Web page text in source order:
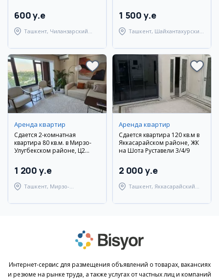
600 y.e
Ташкент, Чиланзарский
1 500 y.e
Ташкент, Шайхантахурский
Аренда квартир
Сдается 2-комнатная
квартира 80 кв.м. в Мирзо-
Улугбекском районе, Ц2
и техникой
1 200 y.e
Ташкент, Мирзо-
Аренда квартир
Сдается квартира 120 кв.м в
Яккасарайском районе, ЖК
на Шота Руставели 3/4/9
2 000 y.e
Ташкент, Яккасарайский
Интернет-сервис для размещения объявлений о товарах, вакансиях
и резюме на рынке труда, а также услугах от частных лиц и компаний